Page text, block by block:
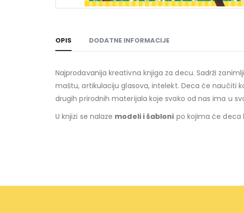
OPIS DODATNE INFORMACIJE
Najprodavanija kreativna knjiga za decu. Sadrži
maštu, artikulaciju glasova, intelekt. Deca će naučiti
drugih prirodnih materijala koje svako od nas ima u
U knjizi se nalaze modeli i šabloni po kojima će deca